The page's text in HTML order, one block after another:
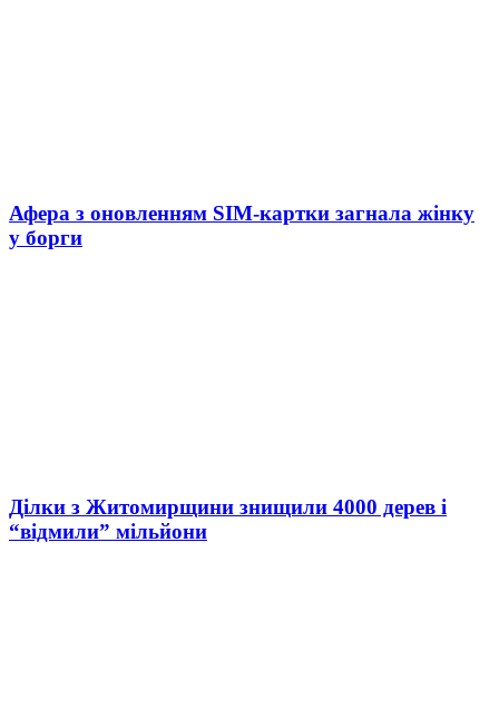
Афера з оновленням SIM-картки загнала жінку
у борги
Ділки з Житомирщини знищили 4000 дерев і
“відмили” мільйони